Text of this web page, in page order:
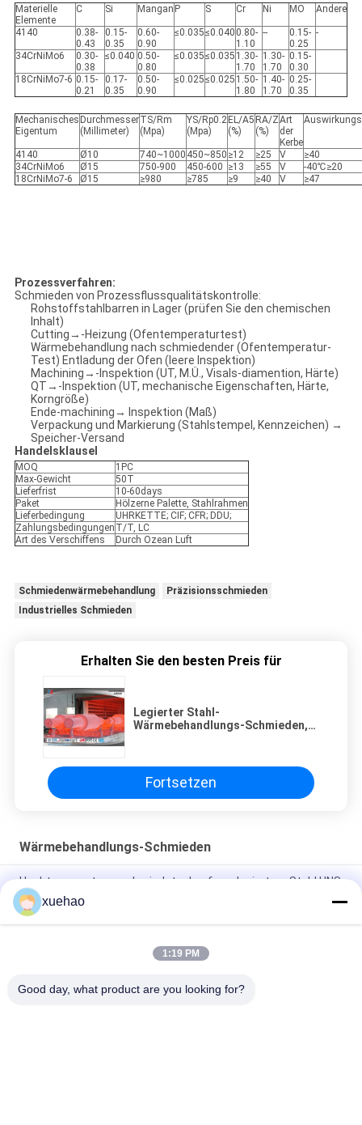
Materielle
Elemente
C Si Mangan P S Cr Ni MO Andere
4140
0.38-
0.43
0.15-
0.35
0.60-
0.90
≤0.035≤0.040 0.80-
1.10
--
0.15-
0.25
-
34CrNiMo6
0.30-
0.38
≤0.040 0.50-
0.80
≤0.035≤0.035 1.30-
1.70
1.30-
1.70
0.15-
0.30
18CrNiMo7-6 0.15-
0.21
0.17-
0.35
0.50-
0.90
≤0.025≤0.025 1.50-
1.80
1.40-
1.70
0.25-
0.35
Mechanisches
Eigentum
Durchmesser
(Millimeter)
TS/Rm
(Mpa)
YS/Rp0.2
(Mpa)
EL/A5
(%)
RA/Z
(%)
Art
der
Kerbe
4140 Ø10 740~1000 450~850 ≥12 ≥25 V
≥40
34CrNiMo6
Ø15 750-900 450-600 ≥13 ≥55 V
-40℃≥20
18CrNiMo7-6
Ø15 ≥980 ≥785 ≥9 ≥40 V ≥47
Prozessverfahren:
Schmieden von Prozessflussqualitätskontrolle:
Rohstoffstahlbarren in Lager (prüfen Sie den chemischen
Inhalt)
Cutting→-Heizung (Ofentemperaturtest)
Wärmebehandlung nach schmiedender (Ofentemperatur-
Test) Entladung der Ofen (leere Inspektion)
Machining→-Inspektion (UT, M.Ü., Visals-diamention, Härte)
QT→-Inspektion (UT, mechanische Eigenschaften, Härte,
Korngröße)
Ende-machining→ Inspektion (Maß)
Verpackung und Markierung (Stahlstempel, Kennzeichen) →
Speicher-Versand
Handelsklausel
MOQ
1PC
Max-Gewicht
50T
Lieferfrist
10-60days
Paket
Hölzerne Palette, Stahlrahmen
Lieferbedingung
UHRKETTE; CIF; CFR; DDU;
Zahlungsbedingungen T/T, LC
Art des Verschiffens
Durch Ozean Luft
Schmiedenwärmebehandlung
Präzisionsschmieden
Industrielles Schmieden
Erhalten Sie den besten Preis für
Legierter Stahl-
Wärmebehandlungs-Schmieden,
Fortsetzen
Wärmebehandlungs-Schmieden
Hochtemperaturgeschmiedeter Lauf aus legiertem Stahl UNS
N06617
Schmiede aus Stahl aus Legierung QT 9000MM
Art Wärmebehandlungs-Knetlegierungs-Stahlschmieden-
xuehao
1:19 PM
Good day, what product are you looking for?